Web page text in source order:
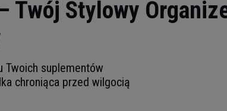
Twój Stylowy
Twoich suplementów
chroniąca przed wilgocią